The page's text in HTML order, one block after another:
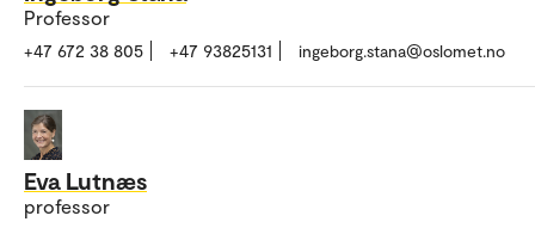
Professor
+47 672 38 805 +47 93825131 ingeborg.stana@oslomet.no
Eva Lutnæs
professor